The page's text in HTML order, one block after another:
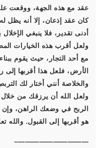
عقد مع هذه الجهة، ووقعت
كان عقد إذعان، إلا أنه يظل
أدنى تقدير، فلا ينبغي
ولعل أقرب هذه الخيارات
مع أحد التجار، حيث يقوم
الأرض، فلعل هذا أقربها
والخلاصة أنني أختار لك
ولعل الله أن يرزقك من خلال
الربح في وضعك الراهن،
هو أقربها إلى القبول. والله
——————————–